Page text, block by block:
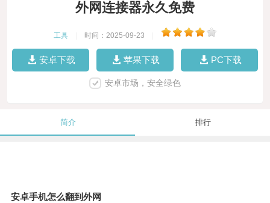
外网连接器永久免费
工具 时间：2025-09-23
安卓下载 苹果下载 PC下载
安卓市场，安全绿色
简介 排行
安卓手机怎么翻到外网